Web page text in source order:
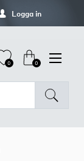
Logga in
0 0